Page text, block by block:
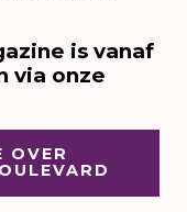
is vanaf
via onze
OVER